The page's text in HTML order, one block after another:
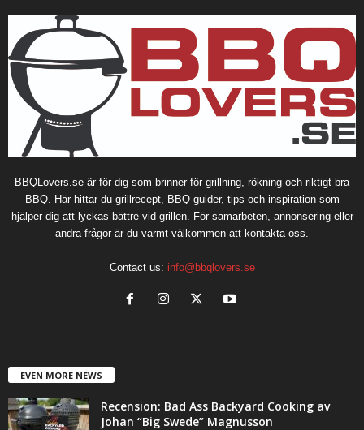
BBQLovers.se är för dig som brinner för grillning, rökning och riktigt bra
BBQ. Här hittar du grillrecept, BBQ-guider, tips och inspiration som
hjälper dig att lyckas bättre vid grillen. För samarbeten, annonsering eller
andra frågor är du varmt välkommen att kontakta oss.
Contact us: info@bbqlovers.se
EVEN MORE NEWS
Recension: Bad Ass Backyard Cooking av
Johan “Big Swede” Magnusson